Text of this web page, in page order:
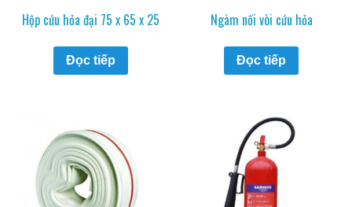
Hộp cứu hỏa đại 75 x 65 x 25
Đọc tiếp
Ngàm nối vòi cứu hỏa
Đọc tiếp